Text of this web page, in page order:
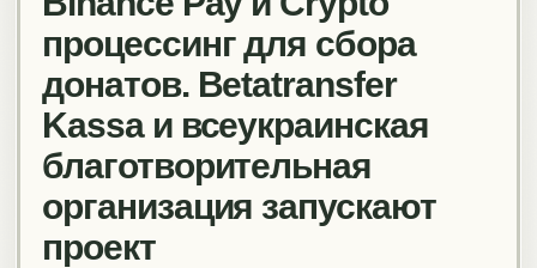
процессинг для сбора
донатов. Betatransfer
Kassa и всеукраинская
благотворительная
организация запускают
проект